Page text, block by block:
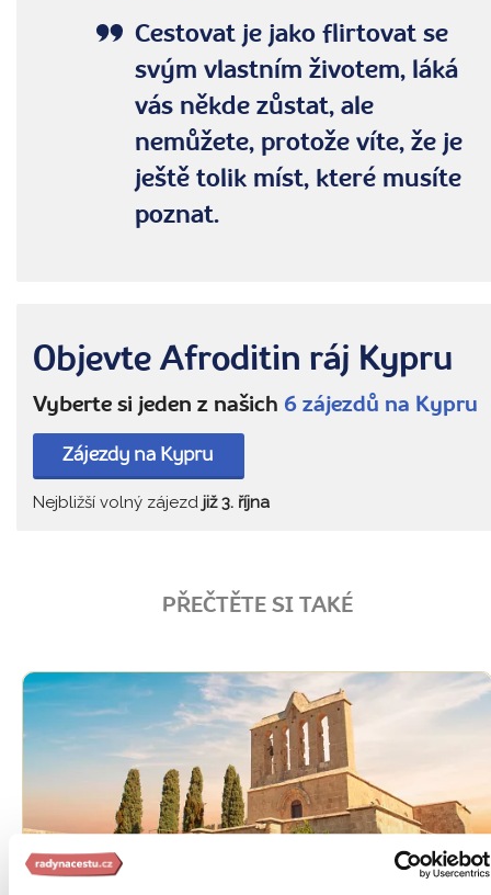
Cestovat je jako flirtovat se
svým vlastním životem, láká
vás někde zůstat, ale
nemůžete, protože víte, že je
ještě tolik míst, které musíte
poznat.
Objevte Afroditin ráj Kypru
Vyberte si jeden z našich 6 zájezdů na Kypru
Zájezdy na Kypru
Nejbližší volný zájezd již 3. října
PŘEČTĚTE SI TAKÉ